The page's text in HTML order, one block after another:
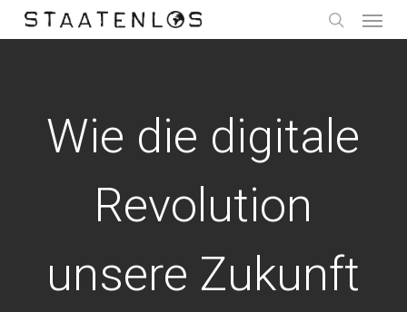
Skip
to
search
Wie die digitale
Revolution
unsere Zukunft